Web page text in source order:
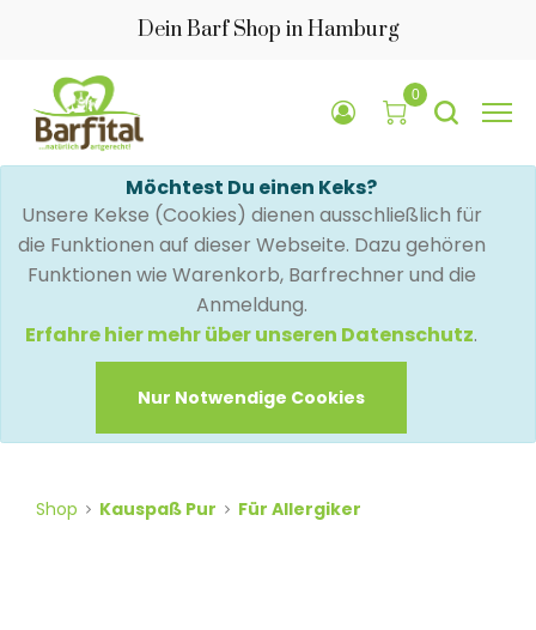
Dein Barf Shop in Hamburg
0
Möchtest Du einen Keks?
Unsere Kekse (Cookies) dienen ausschließlich für
die Funktionen auf dieser Webseite. Dazu gehören
Funktionen wie Warenkorb, Barfrechner und die
Anmeldung.
Erfahre hier mehr über unseren Datenschutz.
Nur Notwendige Cookies
Shop Kauspaß Pur Für Allergiker